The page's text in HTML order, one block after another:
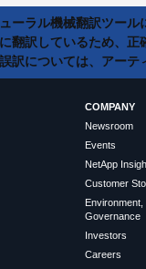
ーラル機械翻訳ツー
翻訳しているため、
訳については、アー
COMPANY
Newsroom
Events
NetApp
Customer
Environment,
Governance
Investors
Careers